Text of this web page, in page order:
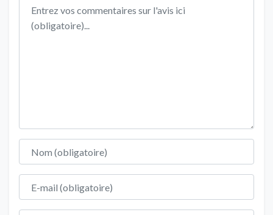
Texte de l'avis
Nom
E-mail